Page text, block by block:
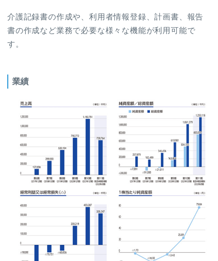
介護記録書の作成や、利用者情報登録、計画書、報告
書の作成など業務で必要な様々な機能が利用可能で
す。
業績